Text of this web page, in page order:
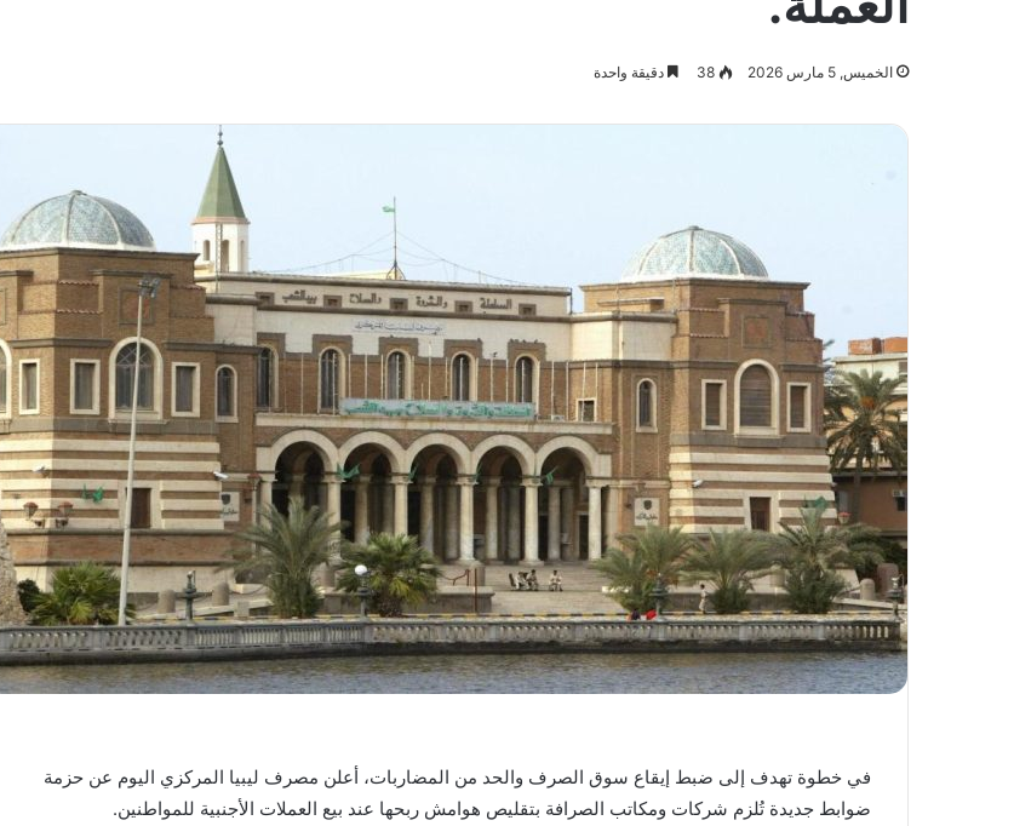
الخميس, 5 مارس 2026 38 دقيقة واحدة
في خطوة تهدف إلى ضبط إيقاع سوق الصرف والحد من المضاربات، أعلن مصرف ليبيا المركزي اليوم عن حزمة
ضوابط جديدة تُلزم شركات ومكاتب الصرافة بتقليص هوامش ربحها عند بيع العملات الأجنبية للمواطنين.